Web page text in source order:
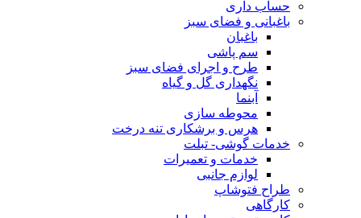
حساب داری
باغبانی و فضای سبز
باغبان
سم پاشی
طرح و اجرای فضای سبز
نگهداری گل و گیاه
آبنما
محوطه سازی
هرس و برشکاری تنه درخت
خدمات گوشی- تبلت
خدمات و تعمیرات
لوازم جانبی
طراح فتوشاپ
کارگاهی